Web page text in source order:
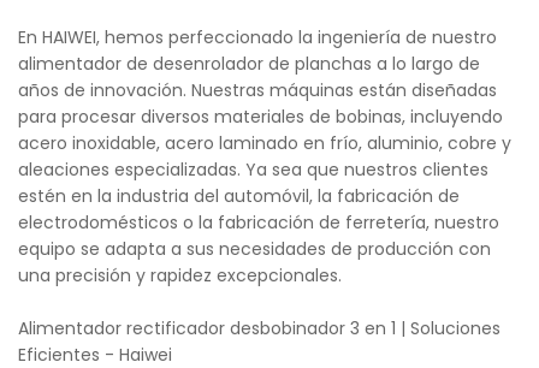
En HAIWEI, hemos perfeccionado la ingeniería de nuestro
alimentador de desenrolador de planchas a lo largo de
años de innovación. Nuestras máquinas están diseñadas
para procesar diversos materiales de bobinas, incluyendo
acero inoxidable, acero laminado en frío, aluminio, cobre y
aleaciones especializadas. Ya sea que nuestros clientes
estén en la industria del automóvil, la fabricación de
electrodomésticos o la fabricación de ferretería, nuestro
equipo se adapta a sus necesidades de producción con
una precisión y rapidez excepcionales.
Alimentador rectificador desbobinador 3 en 1 | Soluciones
Eficientes - Haiwei